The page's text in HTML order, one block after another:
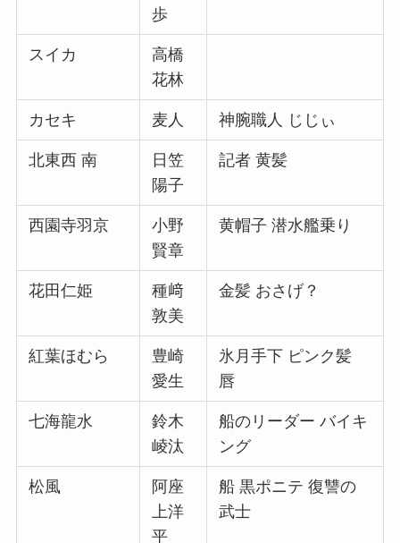
歩
スイカ
高橋
花林
カセキ 麦人 神腕職人 じじぃ
北東西 南
日笠
陽子
記者 黄髪
西園寺羽京
小野
賢章
黄帽子 潜水艦乗り
花田仁姫
種﨑
敦美
金髪 おさげ？
紅葉ほむら
豊崎
愛生
氷月手下 ピンク髪
唇
七海龍水
鈴木
崚汰
船のリーダー バイキ
ング
松風
阿座
上洋
平
船 黒ポニテ 復讐の
武士